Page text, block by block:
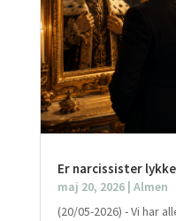
Er narcissister
maj 20, 2026| Almen
(20/05-2026) - Vi har